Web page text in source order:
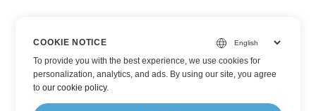
COOKIE NOTICE
To provide you with the best experience, we use cookies for
personalization, analytics, and ads. By using our site, you agree
toour cookie policy.